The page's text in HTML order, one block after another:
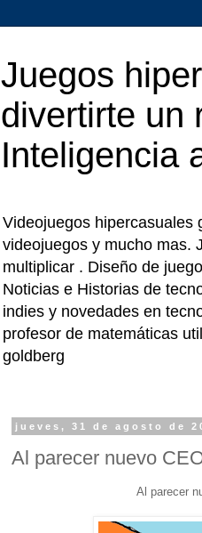
Juegos
divertirte un
Inteligencia
Videojuegos hipercasuales
videojuegos y mucho mas.
multiplicar . Diseño de
Noticias e Historias de
indies y novedades en
profesor de matemáticas
goldberg
jueves, 31 de agosto de
Al parecer nuevo
Al parecer